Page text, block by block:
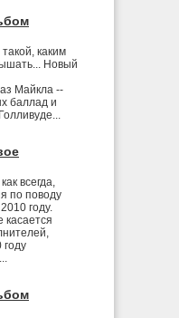
каким
Новый
Майкла --
баллад и
всегда,
по поводу
году.
касается